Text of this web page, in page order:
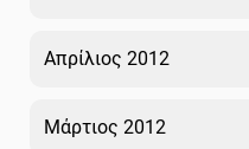
Απρίλιος 2012
Μάρτιος 2012